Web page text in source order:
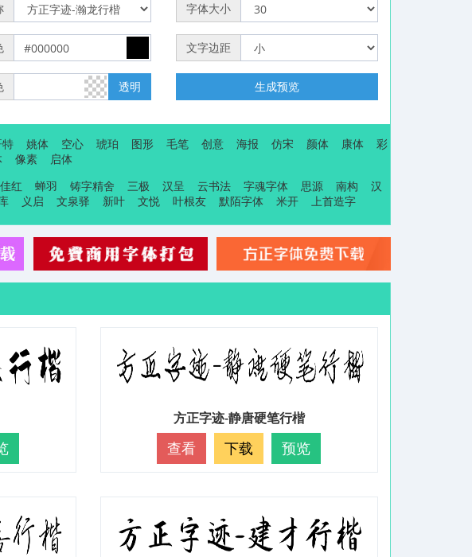
字体大小
文字边距
透明 生成预览
姚体 空心 琥珀 图形 毛笔 创意 海报 仿宋 颜体 康体
彩
像素 启体
红 蝉羽 铸字精舍 三极 汉呈 云书法 字魂字体 思源 南构
汉
义启 文泉驿 新叶 文悦 叶根友 默陌字体 米开 上首造字
方正字迹-静唐硬笔行楷
查看 下载 预览